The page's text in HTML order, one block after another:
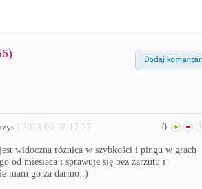
)
| 2013.06.18 17:27 0
widoczna róznica w szybkości i pingu w grach
od miesiaca i sprawuje się bez zarzutu i
mam go za darmo :)